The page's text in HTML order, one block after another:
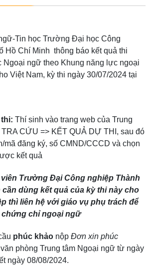
Tin học Trường Đại học Công
Hồ Chí Minh thông báo kết quả thi
Ngoại ngữ theo Khung năng lực ngoại
Việt Nam, kỳ thi ngày 30/07/2024 tại
thi: Thí sinh vào trang web của Trung
TRA CỨU => KẾT QUẢ DỰ THI, sau đó
mã đăng ký, số CMND/CCCD và chọn
kết quả​
Trường Đại Công nghiệp Thành
cần dùng kết quả của kỳ thi này cho
thì liên hệ với giáo vụ phụ trách để
chỉ ngoại ngữ
phúc khảo nộp Đơn xin phúc
phòng Trung tâm Ngoại ngữ từ ngày
ngày 08/08/2024.